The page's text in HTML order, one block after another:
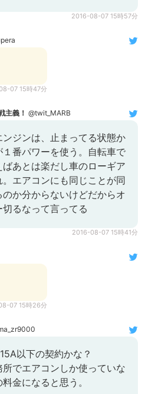
2016-08-07 15時57分
07 15時47分
主義！ @twit_MARB
ジンは、止まってる状態か
１番パワーを使う。自転車で
ばあとは楽だし車のローギア
エアコンにも同じことが同
のか分からないけどだからオ
るなって言ってる
2016-08-07 15時41分
07 15時26分
以下の契約かな？
でエアコンしか使っていな
金になると思う。